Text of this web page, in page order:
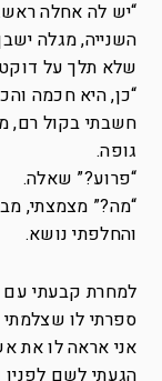
“יש לה אחלה
השנייה, מגלה
שלא תלך על
“כן, היא חכמה
חשבתי בקול רם,
גופה.
“פרוע?” שאלה.
“מה?” מצמצתי,
והחלפתי נושא.
למחרת קבעתי עם
ספרתי לו שצלמתי
אני אראה לו את
הגעתי לשם